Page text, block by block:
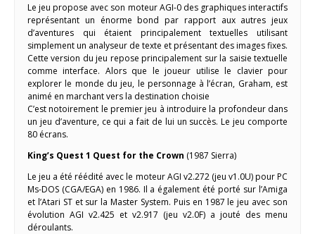
Le jeu propose avec son moteur AGI-0 des graphiques interactifs
représentant un énorme bond par rapport aux autres jeux
d’aventures qui étaient principalement textuelles utilisant
simplement un analyseur de texte et présentant des images fixes.
Cette version du jeu repose principalement sur la saisie textuelle
comme interface. Alors que le joueur utilise le clavier pour
explorer le monde du jeu, le personnage à l’écran, Graham, est
animé en marchant vers la destination choisie
C’est notoirement le premier jeu à introduire la profondeur dans
un jeu d’aventure, ce qui a fait de lui un succès. Le jeu comporte
80 écrans.
King’s Quest 1 Quest for the Crown (1987 Sierra)
Le jeu a été réédité avec le moteur AGI v2.272 (jeu v1.0U) pour PC
Ms-DOS (CGA/EGA) en 1986. Il a également été porté sur l’Amiga
et l’Atari ST et sur la Master System. Puis en 1987 le jeu avec son
évolution AGI v2.425 et v2.917 (jeu v2.0F) a jouté des menu
déroulants.